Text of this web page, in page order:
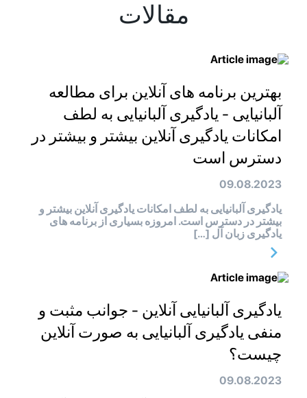
مقالات
بهترین برنامه های آنلاین برای مطالعه
آلبانیایی - یادگیری آلبانیایی به لطف
امکانات یادگیری آنلاین بیشتر و بیشتر در
دسترس است
09.08.2023
یادگیری آلبانیایی به لطف امکانات یادگیری آنلاین بیشتر و
بیشتر در دسترس است. امروزه بسیاری از برنامه های
یادگیری زبان آل […]
یادگیری آلبانیایی آنلاین - جوانب مثبت و
منفی یادگیری آلبانیایی به صورت آنلاین
چیست؟
09.08.2023